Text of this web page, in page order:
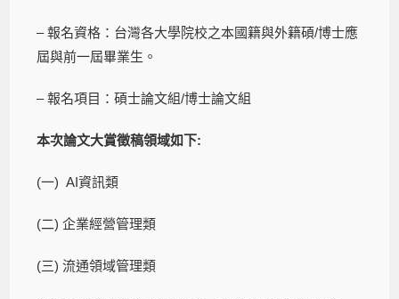
– 報名資格：台灣各大學院校之本國籍與外籍碩/博士應
屆與前一屆畢業生。
– 報名項目：碩士論文組/博士論文組
本次論文大賞徵稿領域如下:
(一) AI資訊類
(二) 企業經營管理類
(三) 流通領域管理類